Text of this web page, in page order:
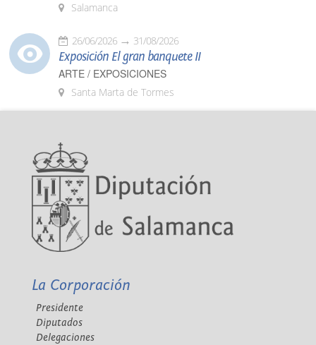
Salamanca
26/06/2026 31/08/2026
Exposición El gran banquete II
ARTE / EXPOSICIONES
Santa Marta de Tormes
La Corporación
Presidente
Diputados
Delegaciones